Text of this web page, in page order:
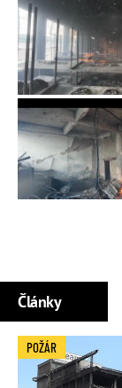
Články
POŽÁR